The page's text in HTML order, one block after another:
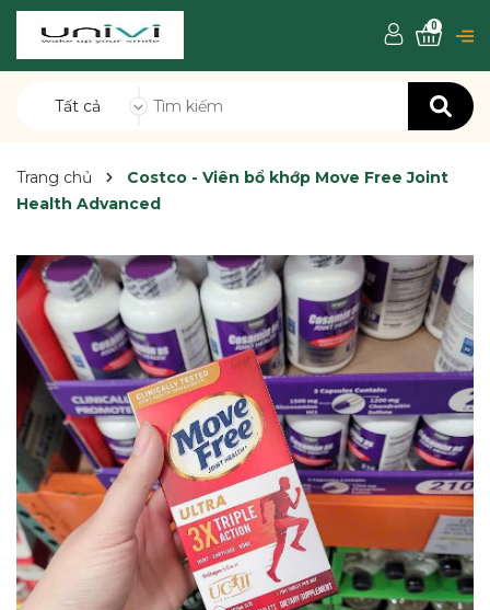
Tất cả
0
Trang chủ
Costco - Viên bổ khớp Move Free Joint
Health Advanced